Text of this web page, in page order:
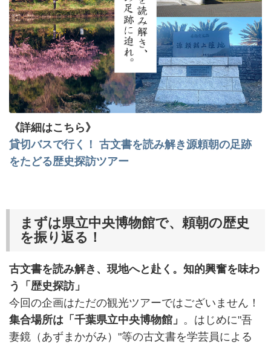
《詳細はこちら》
貸切バスで行く！ 古文書を読み解き源頼朝の足跡
をたどる歴史探訪ツアー
まずは県立中央博物館で、頼朝の歴史
を振り返る！
古文書を読み解き、現地へと赴く。知的興奮を味わ
う「歴史探訪」
今回の企画はただの観光ツアーではございません！
集合場所は「千葉県立中央博物館」 。はじめに"吾
妻鏡（あずまかがみ）"等の古文書を学芸員による